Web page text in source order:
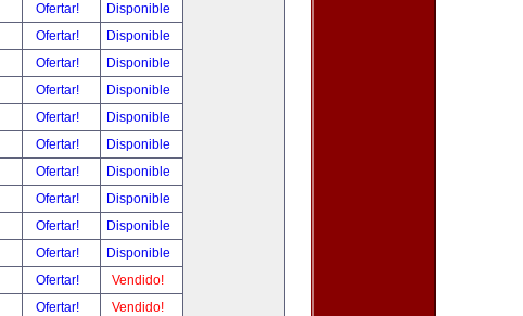
Ofertar!
Disponible
Ofertar!
Disponible
Ofertar!
Disponible
Ofertar!
Disponible
Ofertar!
Disponible
Ofertar!
Disponible
Ofertar!
Disponible
Ofertar!
Disponible
Ofertar!
Disponible
Ofertar!
Disponible
Ofertar!
Vendido!
Ofertar!
Vendido!